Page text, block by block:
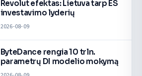
Revolut efektas: Lietuva tarp ES
investavimo lyderių
2026-08-09
ByteDance rengia 10 trln.
parametrų DI modelio mokymą